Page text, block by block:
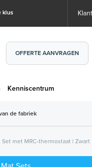
klus
OFFERTE AANVRAGEN
Kenniscentrum
€ 0,00
€ 0,00
de fabriek
met MRC-thermostaat | Zwart